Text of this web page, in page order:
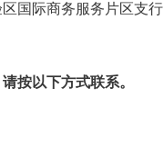
国际商务服务片区支行
按以下方式联系。